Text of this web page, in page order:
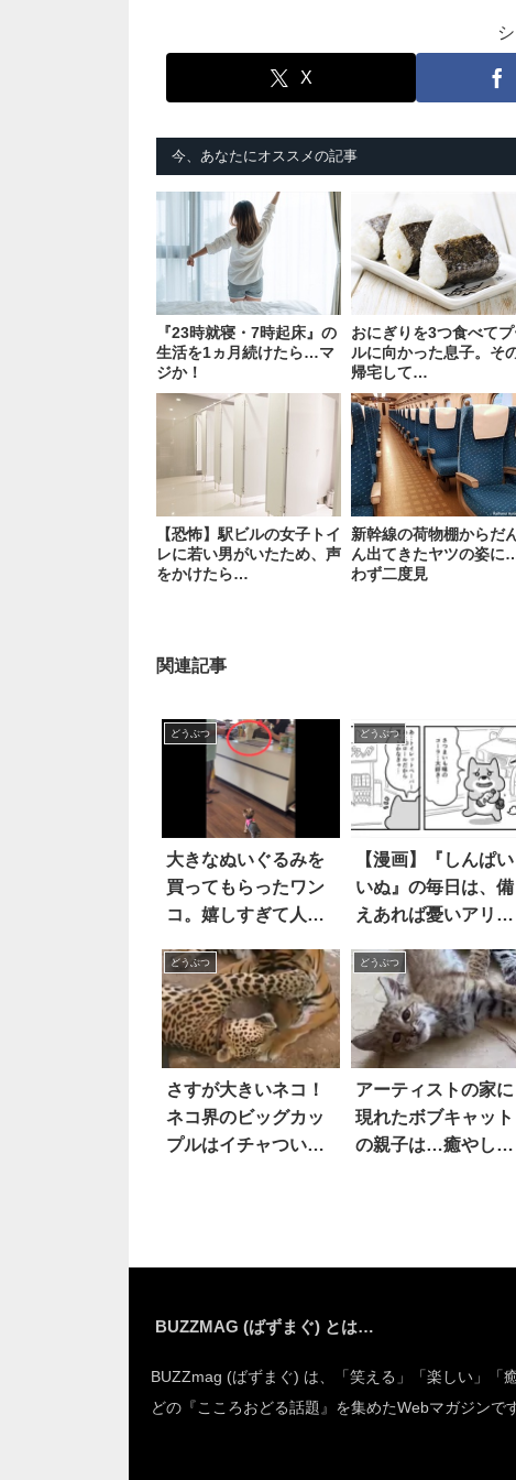
X
今、あなたにオススメの記事
『23時就寝・7時起床』の
生活を1ヵ月続けたら…マ
ジか！
おにぎりを3つ食べて
ルに向かった息子。そ
帰宅して…
【恐怖】駅ビルの女子トイ
レに若い男がいたため、声
をかけたら…
新幹線の荷物棚からだ
ん出てきたヤツの姿に
わず二度見
関連記事
どうぶつ
大きなぬいぐるみを
買ってもらったワン
コ。嬉しすぎて人間
動に！
どうぶつ
【漫画】『しんぱい
いぬ』の毎日は、備
えあれば憂いアリ？
どうぶつ
さすが大きいネコ！
ネコ界のビッグカッ
プルはイチャついて
どうぶつ
アーティストの家に
現れたボブキャット
の親子は…癒やしと
BUZZMAG (ばずまぐ) とは…
BUZZmag (ばずまぐ) は、「笑える」「楽しい」「
どの『こころおどる話題』を集めたWebマガジンです